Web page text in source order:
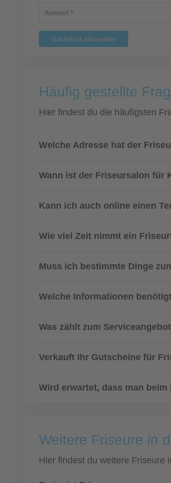
Nachricht absenden
Häufig gestellte
Hier findest du die häufigsten
Welche Adresse hat der
Wann ist der Friseursalon für
Kann ich auch online einen
Wie viel Zeit nimmt ein
Muss ich bestimmte Dinge
Welche Informationen
Was zählt zum
Verkauft Ihr Gutscheine für
Wird erwartet, dass man
Weitere Friseure in
Hier findest du weitere Friseure